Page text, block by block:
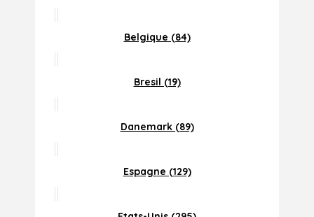
Belgique (84)
Bresil (19)
Danemark (89)
Espagne (129)